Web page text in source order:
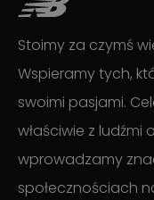
Stoimy za czymś
Wspieramy tych,
swoimi pasjami.
właściwie z ludźmi
wprowadzamy
społecznościach